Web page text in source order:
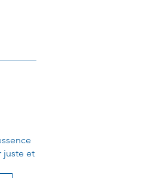
juste et